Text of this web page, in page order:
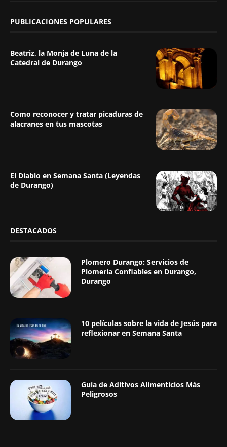
PUBLICACIONES POPULARES
Beatriz, la Monja de Luna de la
Catedral de Durango
Como reconocer y tratar picaduras de
alacranes en tus mascotas
El Diablo en Semana Santa (Leyendas
de Durango)
DESTACADOS
Plomero Durango: Servicios de
Plomería Confiables en Durango,
Durango
10 películas sobre la vida de Jesús para
reflexionar en Semana Santa
Guía de Aditivos Alimenticios Más
Peligrosos